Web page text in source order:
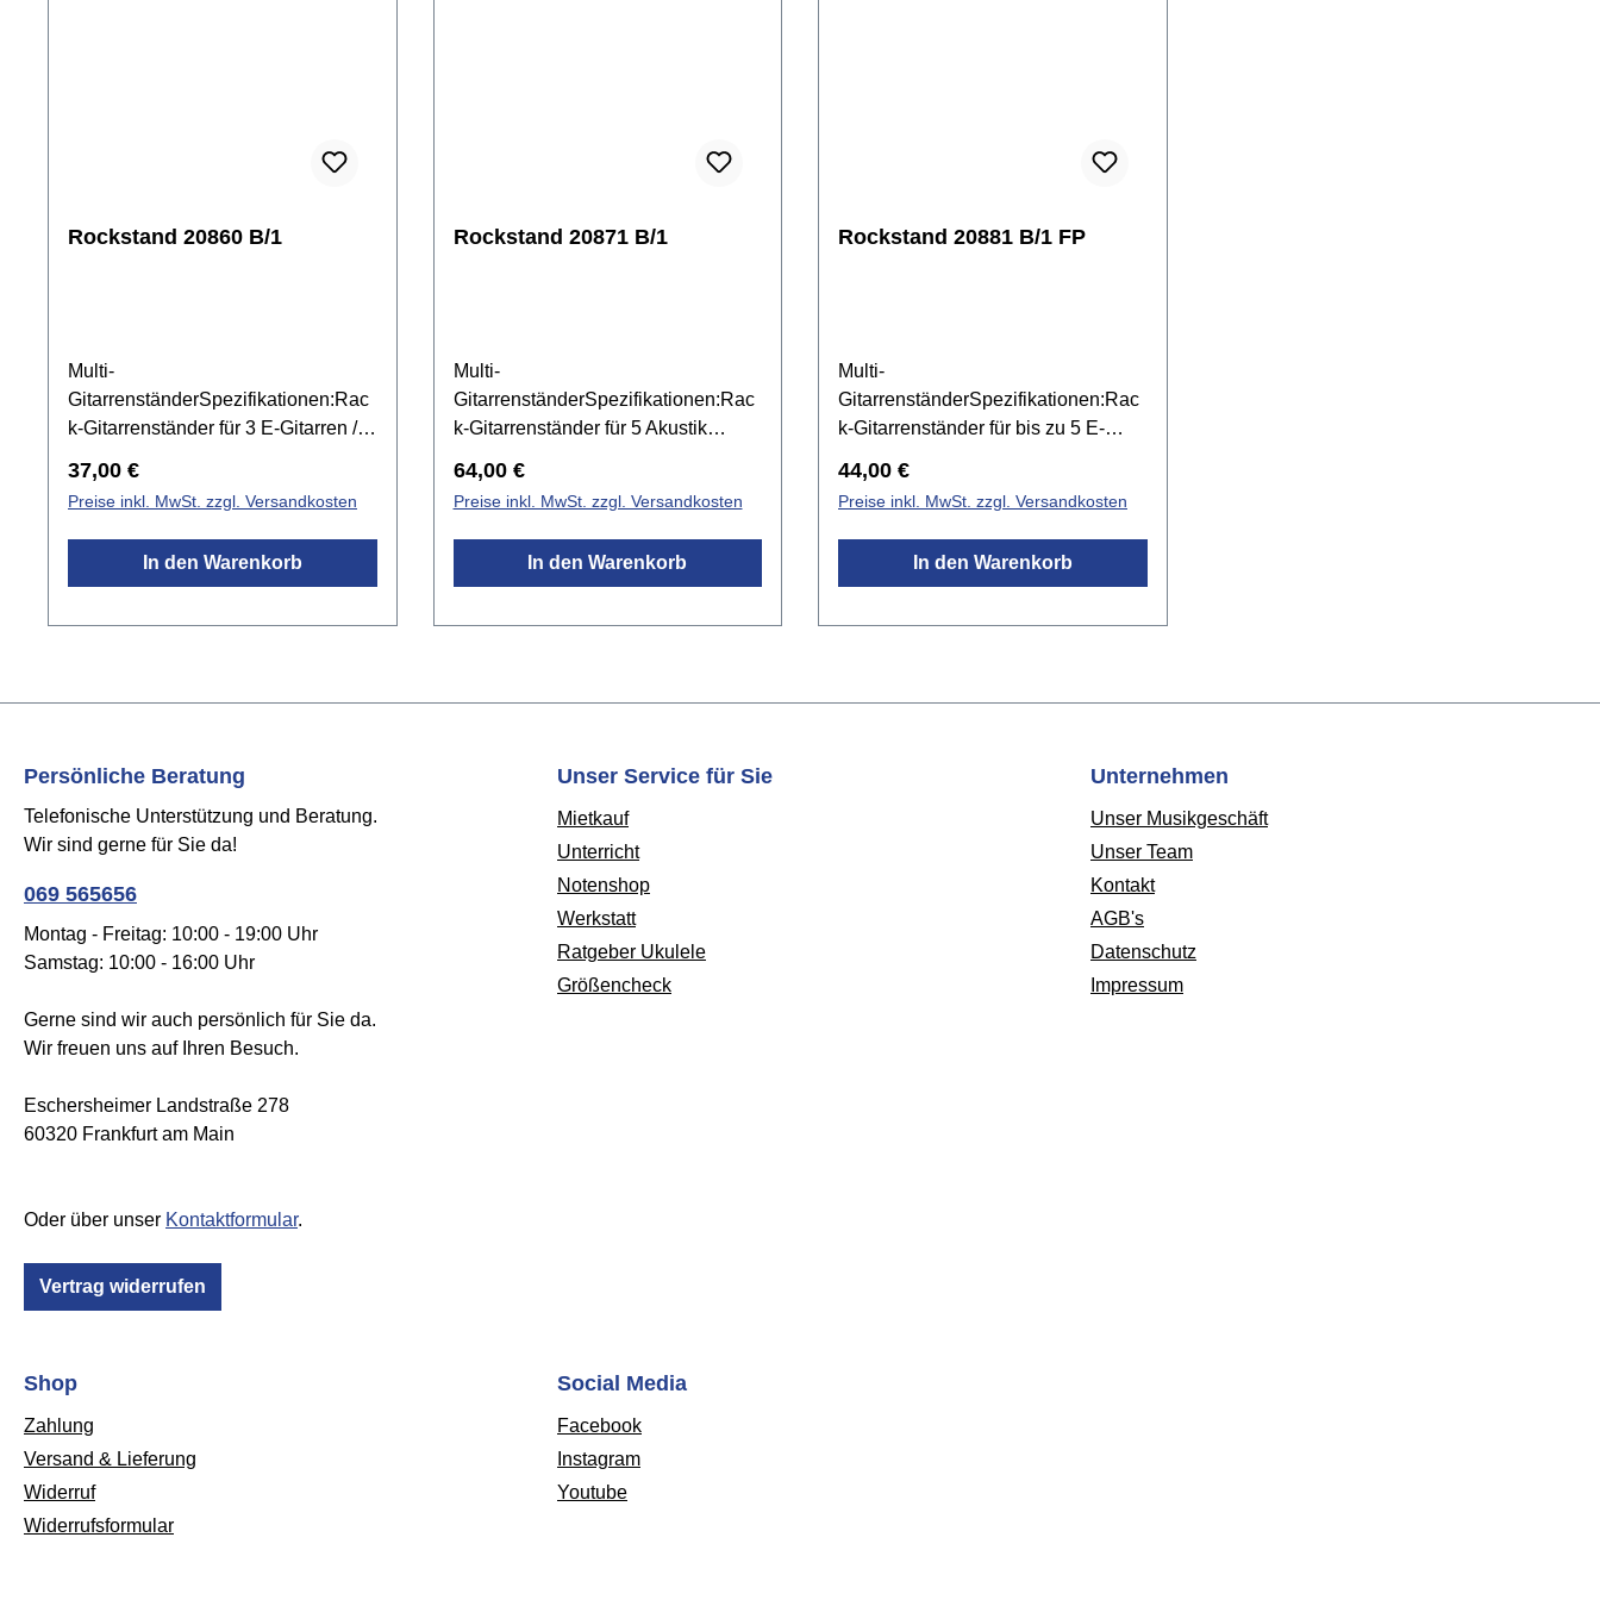
Rockstand 20860 B/1
Multi-
GitarrenständerSpezifikationen:Rac
k-Gitarrenständer für 3 E-Gitarren /
leichten
TransportSchaumstoffpolsterung an
allen Stellen, die mit dem Instrument
in Berührung
(B x T x H): 48 x 42 x 72 cmGewicht:
Regulärer Preis:
37,00 €
Preise inkl. MwSt. zzgl. Versandkosten
In den Warenkorb
Rockstand 20871 B/1
Multi-
GitarrenständerSpezifikationen:Rac
k-Gitarrenständer für 5 Akustik
für leichten
TransportSchaumstoffpolsterung an
allen Stellen, die mit dem Instrument
in Berührung
(B x T x H): 94 x 42 x 72 cmGewicht:
Regulärer Preis:
64,00 €
Preise inkl. MwSt. zzgl. Versandkosten
In den Warenkorb
Rockstand 20881 B/1 FP
Multi-
GitarrenständerSpezifikationen:Rac
k-Gitarrenständer für bis zu 5 E-
BässeSchaumstoffpolsterung für
zusätzlichen Schutz der
Instrumenteeinfach
zusammenzubauenzusammenklapp
Transportrobuste, pulver-
Regulärer Preis:
44,00 €
Preise inkl. MwSt. zzgl. Versandkosten
In den Warenkorb
Persönliche Beratung
Telefonische Unterstützung und Beratung.
Wir sind gerne für Sie da!
069 565656
Montag - Freitag: 10:00 - 19:00 Uhr
Samstag: 10:00 - 16:00 Uhr
Gerne sind wir auch persönlich für Sie da.
Wir freuen uns auf Ihren Besuch.
Eschersheimer Landstraße 278
60320 Frankfurt am Main
Oder über unser Kontaktformular.
Vertrag widerrufen
Unser Service für Sie
Mietkauf
Unterricht
Notenshop
Werkstatt
Ratgeber Ukulele
Größencheck
Unternehmen
Unser Musikgeschäft
Unser Team
Kontakt
AGB's
Datenschutz
Impressum
Shop
Zahlung
Versand & Lieferung
Widerruf
Widerrufsformular
Social Media
Facebook
Instagram
Youtube